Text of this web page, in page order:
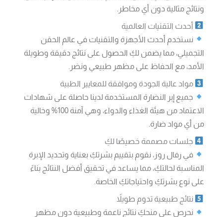
ونتائج مثالية دون أي مخاطر.
أحدث التقنيات العالمية
نستخدم أحدث الأجهزة والتقنيات في عالم الحقن
التجميلي، مما يضمن لكِ الحصول على نتائج دقيقة وطويلة
الأمد، مع الحفاظ على مظهر طبيعي ونضر.
مواد عالية الجودة وموافقة للمعايير الطبية
جميع إبر النضارة المستخدمة لدينا حاصلة على شهادات
الاعتماد من هيئة الغذاء والدواء، وهي آمنة 100% وخالية
من أي مواد ضارة.
جلسات مصممة خصيصًا لكِ
في رفال روز، نقوم بتقييم بشرتكِ بعناية وتحديد الإبرة
المناسبة لحالتكِ، مما يساعد في تحقيق أفضل النتائج بناءً
على نوع بشرتكِ واحتياجاتكِ الخاصة.
نتائج طبيعية تدوم طويلاً
نحرص على منحكِ نتائج ناعمة وطبيعية دون مظهر